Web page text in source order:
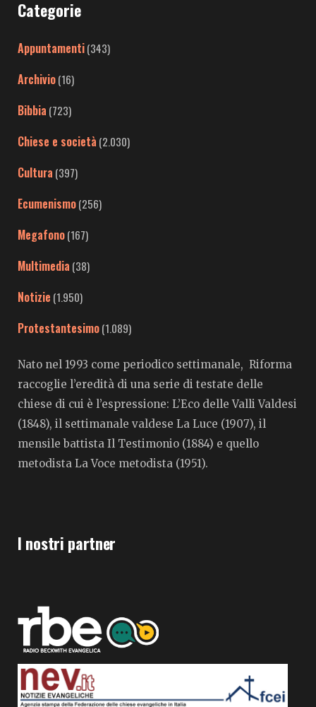
Categorie
Appuntamenti(343)
Archivio(16)
Bibbia (723)
Chiese e società (2.030)
Cultura (397)
Ecumenismo(256)
Megafono(167)
Multimedia (38)
Notizie (1.950)
Protestantesimo(1.089)
Nato nel 1993 come periodico settimanale, Riforma
raccoglie l’eredità di una serie di testate delle
chiese di cui è l’espressione: L’Eco delle Valli Valdesi
(1848), il settimanale valdese La Luce (1907), il
mensile battista Il Testimonio (1884) e quello
metodista La Voce metodista (1951).
I nostri partner